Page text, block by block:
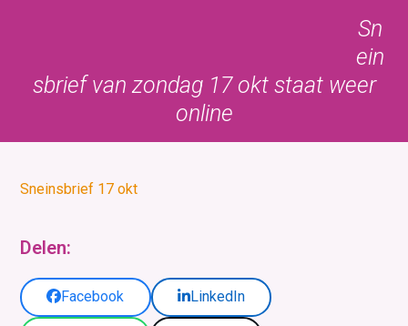
menu
menu
Sn
ein
sbrief van zondag 17 okt staat weer
online
Sneinsbrief 17 okt
Delen:
Facebook LinkedIn